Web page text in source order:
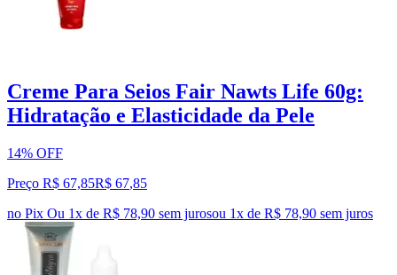
Creme Para Seios Fair Nawts Life 60g:
Hidratação e Elasticidade da Pele
14% OFF
Preço R$ 67,85R$ 67,85
no Pix Ou 1x de R$ 78,90 sem jurosou 1x de R$ 78,90 sem juros